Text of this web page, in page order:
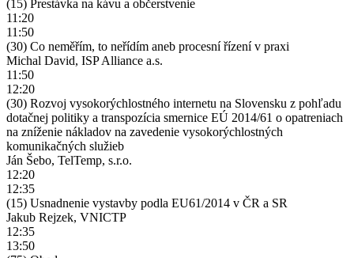
(15) Prestávka na kávu a občerstvenie
11:20
11:50
(30) Co neměřím, to neřídím aneb procesní řízení v praxi
Michal David, ISP Alliance a.s.
11:50
12:20
(30) Rozvoj vysokorýchlostného internetu na Slovensku z pohľadu
dotačnej politiky a transpozícia smernice EÚ 2014/61 o opatreniach
na zníženie nákladov na zavedenie vysokorýchlostných
komunikačných služieb
Ján Šebo, TelTemp, s.r.o.
12:20
12:35
(15) Usnadnenie vystavby podla EU61/2014 v ČR a SR
Jakub Rejzek, VNICTP
12:35
13:50